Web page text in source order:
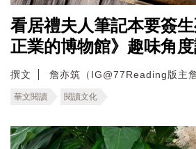
看居禮夫人筆記本要簽
正業的博物館》趣味角
撰文 詹亦筑（IG@77Reading版主詹
華文閱讀 閱讀文化